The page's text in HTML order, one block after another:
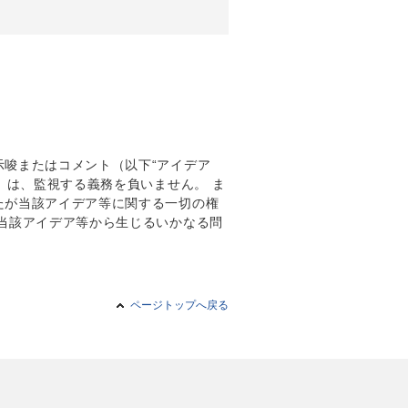
またはコメント（以下“アイデア
、監視する義務を負いません。 ま
当該アイデア等に関する一切の権
アイデア等から生じるいかなる問
ページトップへ戻る